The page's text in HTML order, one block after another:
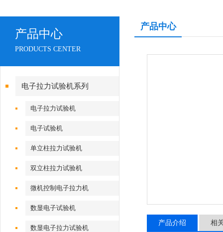
产品中心
PRODUCTS CENTER
电子拉力试验机系列
电子拉力试验机
电子试验机
单立柱拉力试验机
双立柱拉力试验机
微机控制电子拉力机
数显电子试验机
数显电子拉力试验机
产品中心
产品介绍 相